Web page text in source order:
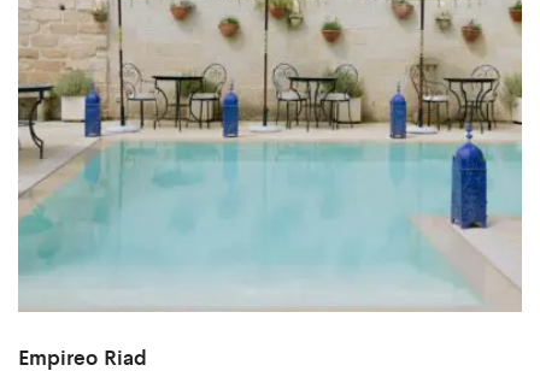
Empireo Riad